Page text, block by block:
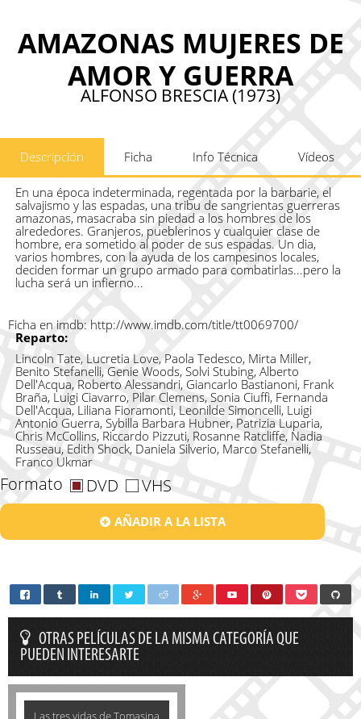
AMAZONAS MUJERES DE
AMOR Y GUERRA
ALFONSO BRESCIA (1973)
Descripción Ficha Info Técnica Vídeos
En una época indeterminada, regentada por la barbarie, el
salvajismo y las espadas, una tribu de sangrientas guerreras
amazonas, masacraba sin piedad a los hombres de los
alrededores. Granjeros, pueblerinos y cualquier clase de
hombre, era sometido al poder de sus espadas. Un dia,
varios hombres, con la ayuda de los campesinos locales,
deciden formar un grupo armado para combatirlas...pero la
lucha será un infierno...
Ficha en imdb: http://www.imdb.com/title/tt0069700/
Reparto:
Lincoln Tate, Lucretia Love, Paola Tedesco, Mirta Miller,
Benito Stefanelli, Genie Woods, Solvi Stubing, Alberto
Dell'Acqua, Roberto Alessandri, Giancarlo Bastianoni, Frank
Braña, Luigi Ciavarro, Pilar Clemens, Sonia Ciuffi, Fernanda
Dell'Acqua, Liliana Fioramonti, Leonilde Simoncelli, Luigi
Antonio Guerra, Sybilla Barbara Hubner, Patrizia Luparia,
Chris McCollins, Riccardo Pizzuti, Rosanne Ratcliffe, Nadia
Russeau, Edith Shock, Daniela Silverio, Marco Stefanelli,
Franco Ukmar
Formato DVD VHS
AÑADIR A LA LISTA
OTRAS PELÍCULAS DE LA MISMA CATEGORÍA QUE
PUEDEN INTERESARTE
Las tres vidas de Tomasina